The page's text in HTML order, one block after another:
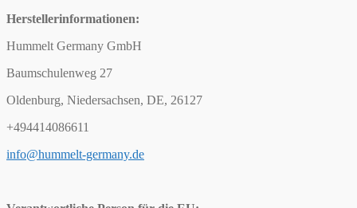
Herstellerinformationen:
Hummelt Germany GmbH
Baumschulenweg 27
Oldenburg, Niedersachsen, DE, 26127
+494414086611
info@hummelt-germany.de